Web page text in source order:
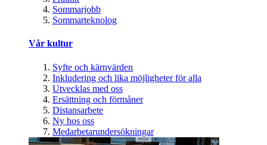
Sommarjobb
Sommarteknolog
Vår kultur
Syfte och kärnvärden
Inkludering och lika möjligheter för alla
Utvecklas med oss
Ersättning och förmåner
Distansarbete
Ny hos oss
Medarbetarundersökningar